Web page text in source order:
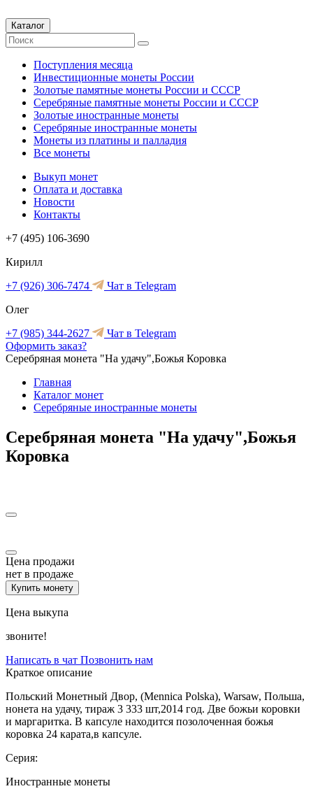
Каталог
Поступления месяца
Инвестиционные монеты России
Золотые памятные монеты России и СССР
Серебряные памятные монеты России и СССР
Золотые иностранные монеты
Серебряные иностранные монеты
Монеты из платины и палладия
Все монеты
Выкуп монет
Оплата и доставка
Новости
Контакты
+7 (495) 106-3690
Кирилл
+7 (926) 306-7474
Чат в Telegram
Олег
+7 (985) 344-2627
Чат в Telegram
Оформить заказ?
Серебряная монета "На удачу",Божья Коровка
Главная
Каталог монет
Серебряные иностранные монеты
Серебряная монета "На удачу",Божья
Коровка
Цена продажи
нет в продаже
Купить монету
Цена выкупа
звоните!
Написать в чат Позвонить нам
Краткое описание
Польский Монетный Двор, (Mennica Polska), Warsaw, Польша,
нонета на удачу, тираж 3 333 шт,2014 год. Две божьи коровки
и маргаритка. В капсуле находится позолоченная божья
коровка 24 карата,в капсуле.
Серия:
Иностранные монеты